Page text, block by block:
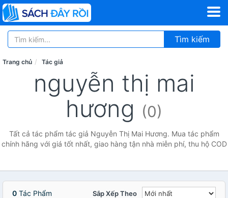
Tìm kiếm
Trang chủ Tác giả
nguyễn thị mai
hương (0)
Tất cả tác phẩm tác giả Nguyễn Thị Mai Hương. Mua tác phẩm
chính hãng với giá tốt nhất, giao hàng tận nhà miễn phí, thu hộ COD
0 Tác Phẩm Sắp Xếp Theo